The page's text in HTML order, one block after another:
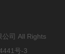
司 All Rights
号-3